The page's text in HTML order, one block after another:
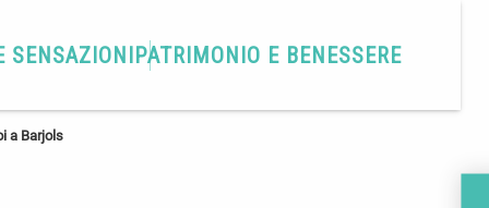
SENSAZIONIPATRIMONIO E BENESSERE
a Barjols